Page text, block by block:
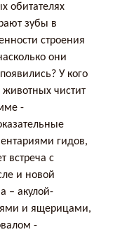
обитателях
зубы в
строения
они
У кого
чистит
-
гидов,
встреча с
и новой
– акулой-
и ящерицами,
-